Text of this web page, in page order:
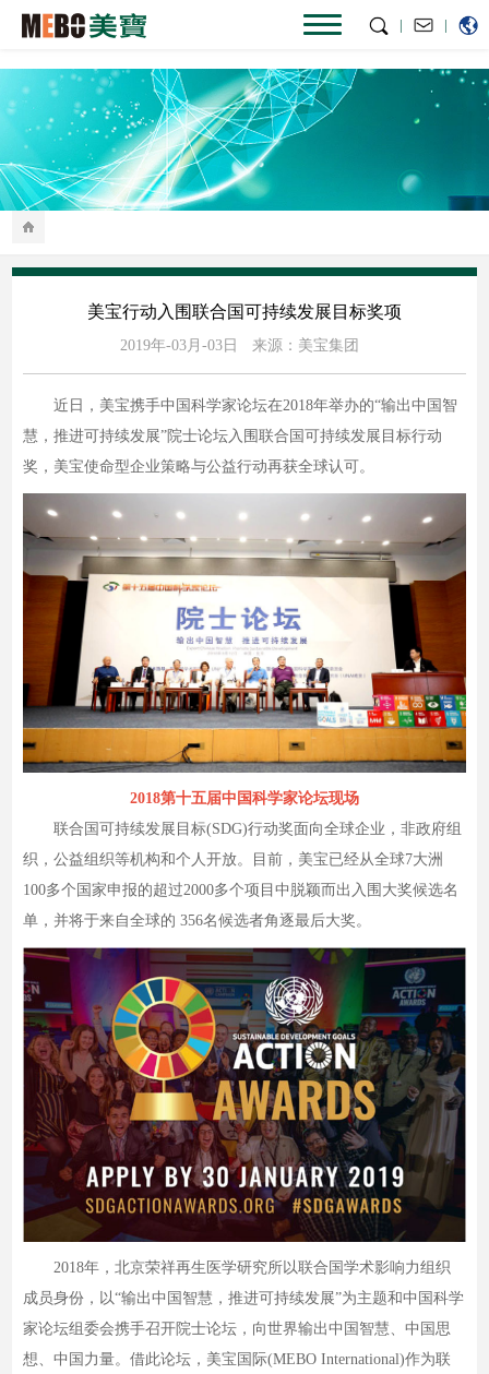
|
|
美宝行动入围联合国可持续发展目标奖项
2019年-03月-03日 来源：美宝集团
近日，美宝携手中国科学家论坛在2018年举办的“输出中国智
慧，推进可持续发展”院⼠论坛入围联合国可持续发展目标行动
奖，美宝使命型企业策略与公益行动再获全球认可。
2018第十五届中国科学家论坛现场
联合国可持续发展⽬标(SDG)行动奖⾯向全球企业，⾮政府组
织，公益组织等机构和个⼈开放。目前，美宝已经从全球7大洲
100多个国家申报的超过2000多个项⽬中脱颖而出入围大奖候选名
单，并将于来⾃全球的 356名候选者⾓逐最后⼤奖。
2018年，北京荣祥再生医学研究所以联合国学术影响力组织
成员身份，以“输出中国智慧，推进可持续发展”为主题和中国科学
家论坛组委会携手召开院士论坛，向世界输出中国智慧、中国思
想、中国力量。借此论坛，美宝国际(MEBO International)作为联